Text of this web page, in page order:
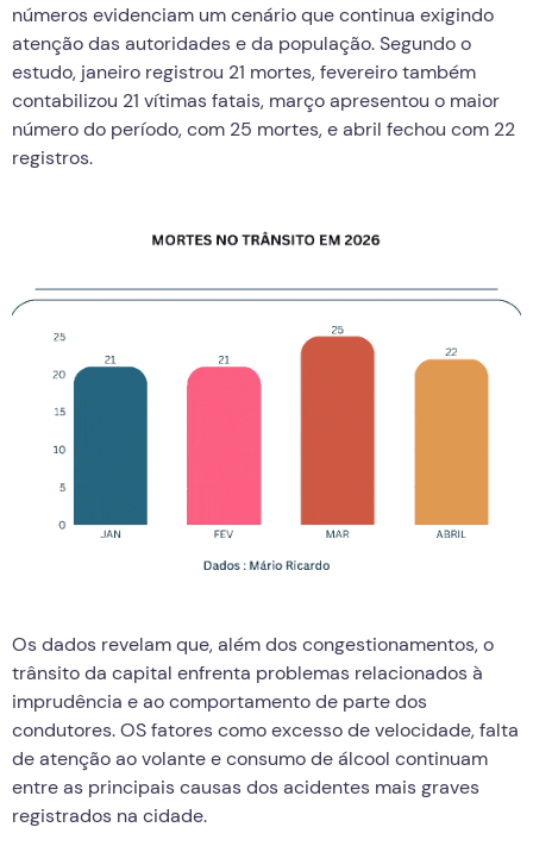
números evidenciam um cenário que continua exigindo
atenção das autoridades e da população. Segundo o
estudo, janeiro registrou 21 mortes, fevereiro também
contabilizou 21 vítimas fatais, março apresentou o maior
número do período, com 25 mortes, e abril fechou com 22
registros.
Os dados revelam que, além dos congestionamentos, o
trânsito da capital enfrenta problemas relacionados à
imprudência e ao comportamento de parte dos
condutores. OS fatores como excesso de velocidade, falta
de atenção ao volante e consumo de álcool continuam
entre as principais causas dos acidentes mais graves
registrados na cidade.